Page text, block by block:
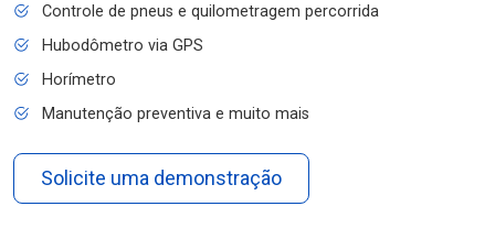
Controle de pneus e quilometragem percorrida
Hubodômetro via GPS
Horímetro
Manutenção preventiva e muito mais
Solicite uma demonstração